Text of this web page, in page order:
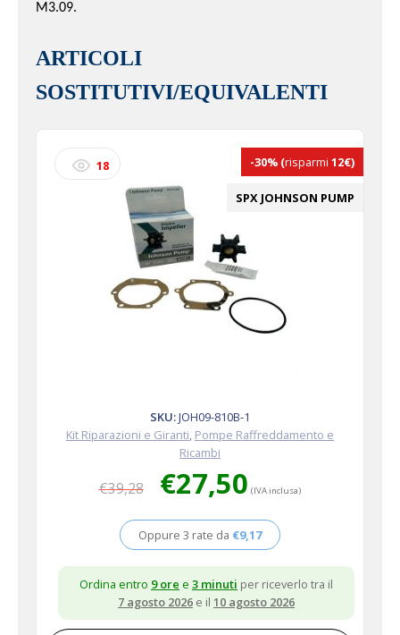
M3.09.
ARTICOLI
SOSTITUTIVI/EQUIVALENTI
SPX JOHNSON PUMP
-30% (risparmi 12€)
SKU:JOH09-810B-1
Kit Riparazioni e Giranti, Pompe Raffreddamento e
Ricambi
€39,28
prezzo
era:
€39,28.
€27,50 prezzo
è:
€27,50.
(IVA inclusa)
Oppure 3 rate da €9,17
18
Ordina entro 9 ore e 3 minuti per riceverlo tra il
7 agosto 2026 e il 10 agosto 2026